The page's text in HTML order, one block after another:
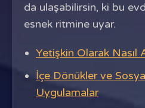
da ulaşabilirsin, ki bu
esnek ritmine uyar.
Yetişkin Olarak Nasıl
İçe Dönükler ve
Uygulamalar